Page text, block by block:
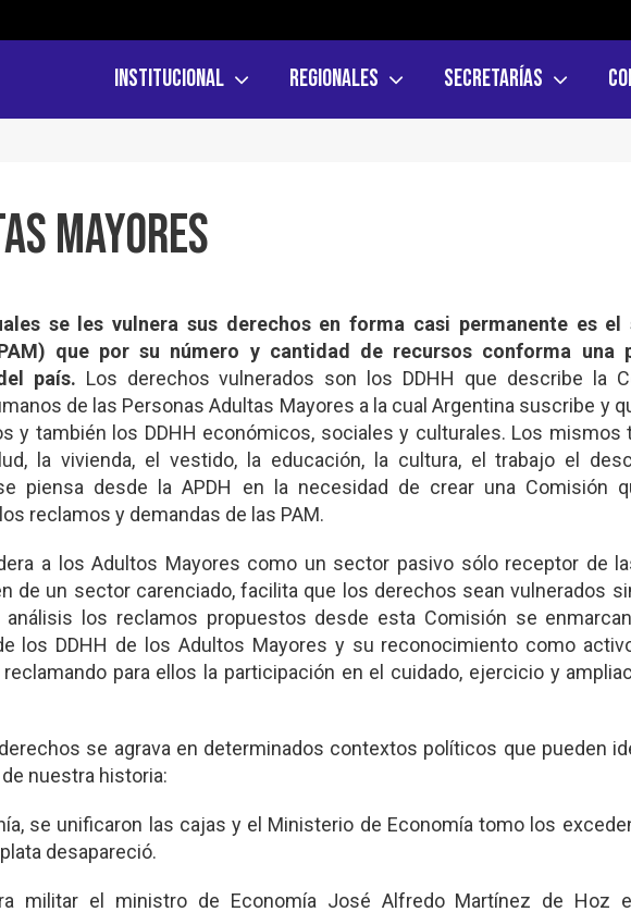
Institucional Regionales Secretarías
Mayores
se les vulnera sus derechos en forma casi permanente es el
que por su número y cantidad de recursos conforma una
país. Los derechos vulnerados son los DDHH que describe la
de las Personas Adultas Mayores a la cual Argentina suscribe y
y también los DDHH económicos, sociales y culturales. Los mismos
la vivienda, el vestido, la educación, la cultura, el trabajo el
piensa desde la APDH en la necesidad de crear una Comisión
reclamos y demandas de las PAM.
a los Adultos Mayores como un sector pasivo sólo receptor de
de un sector carenciado, facilita que los derechos sean vulnerados
los reclamos propuestos desde esta Comisión se
los DDHH de los Adultos Mayores y su reconocimiento como
para ellos la participación en el cuidado, ejercicio y
se agrava en determinados contextos políticos que pueden
nuestra historia:
se unificaron las cajas y el Ministerio de Economía tomo los
desapareció.
militar el ministro de Economía José Alfredo Martínez de Hoz